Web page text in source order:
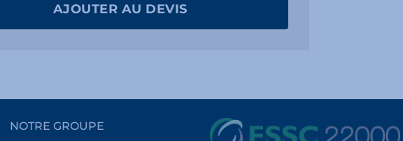
AJOUTER AU DEVIS
NOTRE GROUPE